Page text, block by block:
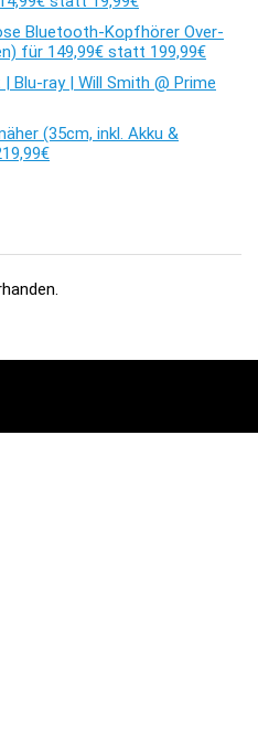
Bluetooth-Kopfhörer Over-
für 149,99€ statt 199,99€
Blu-ray | Will Smith @ Prime
(35cm, inkl. Akku &